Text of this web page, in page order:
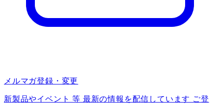
メルマガ登録・変更
新製品やイベント 等 最新の情報を配信しています ご登